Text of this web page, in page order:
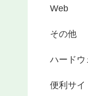
Web
その他
ハードウ
便利サイ